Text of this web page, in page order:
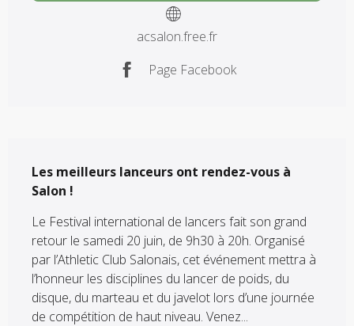
acsalon.free.fr
Page Facebook
Les meilleurs lanceurs ont rendez-vous à
Salon !
Le Festival international de lancers fait son grand
retour le samedi 20 juin, de 9h30 à 20h. Organisé
par l’Athletic Club Salonais, cet événement mettra à
l’honneur les disciplines du lancer de poids, du
disque, du marteau et du javelot lors d’une journée
de compétition de haut niveau. Venez...